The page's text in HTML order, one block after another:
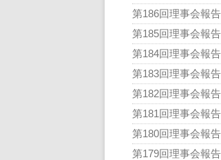
第186回理事会報告
第185回理事会報告
第184回理事会報告
第183回理事会報告
第182回理事会報告
第181回理事会報告
第180回理事会報告
第179回理事会報告